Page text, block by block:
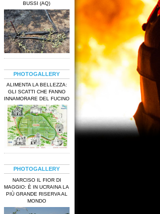
BUSSI (AQ)
PHOTOGALLERY
ALIMENTA LA BELLEZZA:
GLI SCATTI CHE FANNO
INNAMORARE DEL FUCINO
PHOTOGALLERY
NARCISO IL FIOR DI
MAGGIO: È IN UCRAINA LA
PIÙ GRANDE RISERVA AL
MONDO